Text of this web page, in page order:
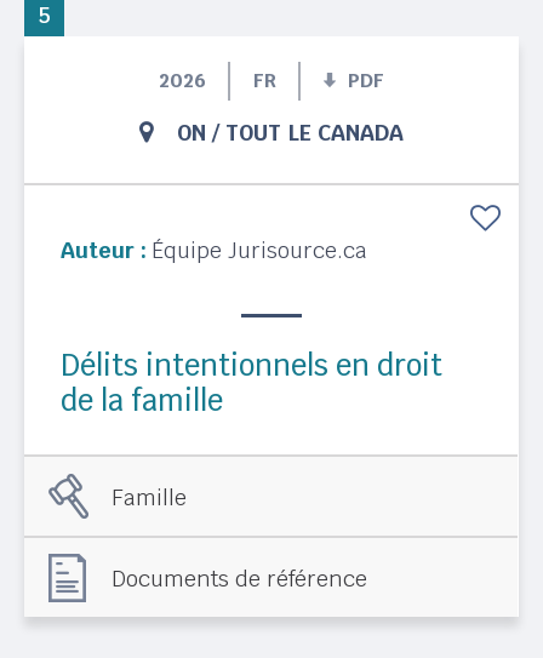
2026 FR PDF
ON / TOUT LE CANADA
Auteur : Équipe Jurisource.ca
Délits intentionnels en droit
de la famille
Famille
Documents de référence
5